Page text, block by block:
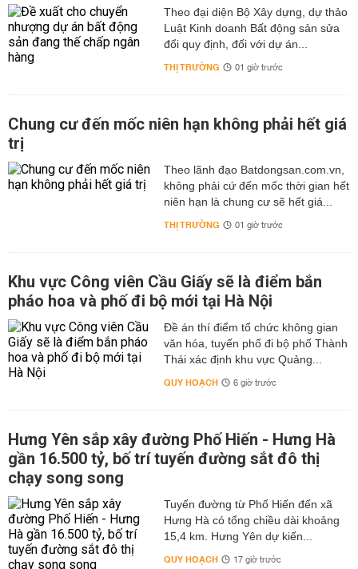
Theo đại diện Bộ Xây dựng, dự thảo
Luật Kinh doanh Bất động sản sửa
đổi quy định, đối với dự án...
THỊ TRƯỜNG 01 giờ trước
Chung cư đến mốc niên hạn không phải hết giá
trị
Theo lãnh đạo Batdongsan.com.vn,
không phải cứ đến mốc thời gian hết
niên hạn là chung cư sẽ hết giá...
THỊ TRƯỜNG 01 giờ trước
Khu vực Công viên Cầu Giấy sẽ là điểm bắn
pháo hoa và phố đi bộ mới tại Hà Nội
Đề án thí điểm tổ chức không gian
văn hóa, tuyến phố đi bộ phố Thành
Thái xác định khu vực Quảng...
QUY HOẠCH 6 giờ trước
Hưng Yên sắp xây đường Phố Hiến - Hưng Hà
gần 16.500 tỷ, bố trí tuyến đường sắt đô thị
chạy song song
Tuyến đường từ Phố Hiến đến xã
Hưng Hà có tổng chiều dài khoảng
15,4 km. Hưng Yên dự kiến...
QUY HOẠCH 17 giờ trước